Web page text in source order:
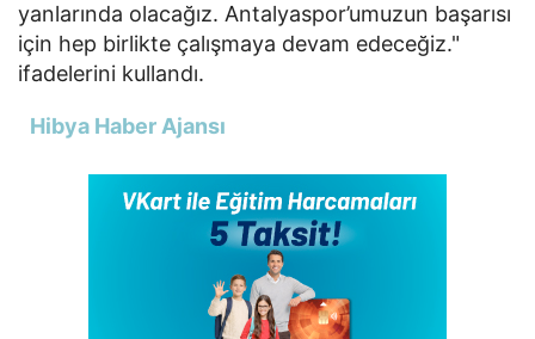
yanlarında olacağız. Antalyaspor’umuzun başarısı
için hep birlikte çalışmaya devam edeceğiz."
ifadelerini kullandı.
Hibya Haber Ajansı